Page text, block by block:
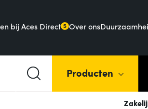
bij Aces Direct 5 Over ons
Producten